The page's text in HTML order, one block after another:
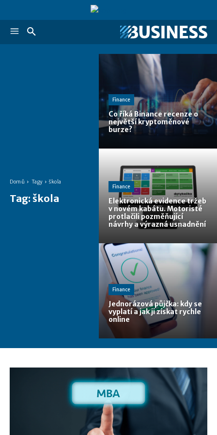
Domů Tagy škola
Tag: škola
Finance
Co říká Binance recenze o
největší kryptoměnové
burze?
Finance
Elektronická evidence tržeb
v novém kabátu. Motoristé
protlačili pozměňující
návrhy a výrazná usnadnění
Finance
Jednorázová půjčka: kdy se
vyplatí a jak ji získat rychle
online